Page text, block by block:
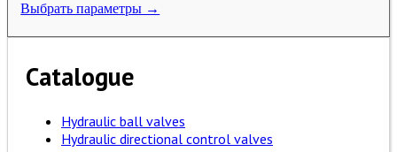
Выбрать параметры →
Catalogue
Hydraulic ball valves
Hydraulic directional control valves